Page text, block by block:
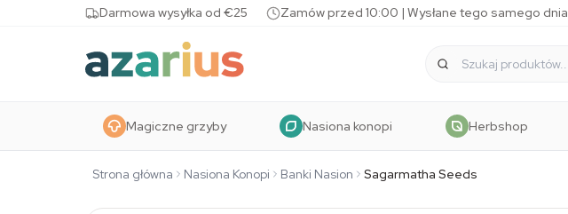
Skip to contentDarmowa wysyłka od €25 Zamów przed 10:00 | Wysłane tego samego dnia
Magiczne grzyby Nasiona konopi Herbshop
Strona główna Nasiona Konopi Banki Nasion Sagarmatha Seeds